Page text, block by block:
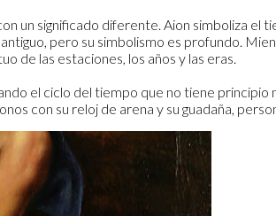
un significado diferente. Aion simboliza
pero su simbolismo es profundo.
de las estaciones, los años y las eras.
el ciclo del tiempo que no tiene
con su reloj de arena y su guadaña,